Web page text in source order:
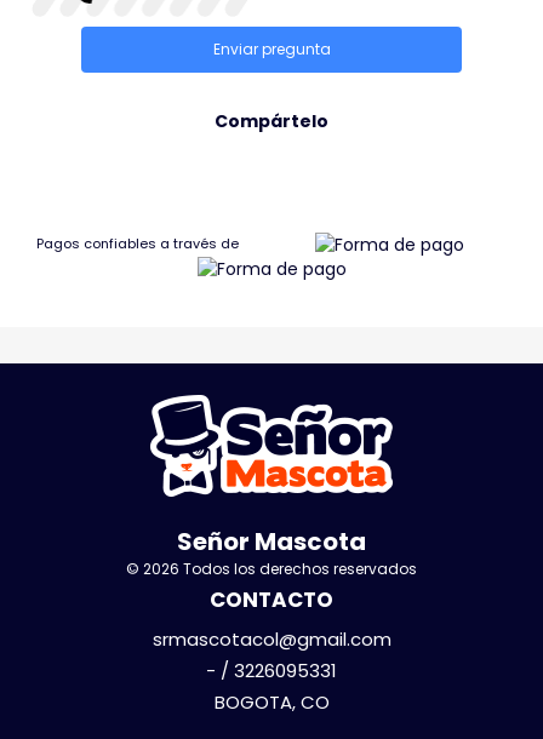
Enviar pregunta
Compártelo
Pagos confiables a través de
Señor Mascota
© 2026 Todos los derechos reservados
CONTACTO
srmascotacol@gmail.com
- / 3226095331
BOGOTA, CO